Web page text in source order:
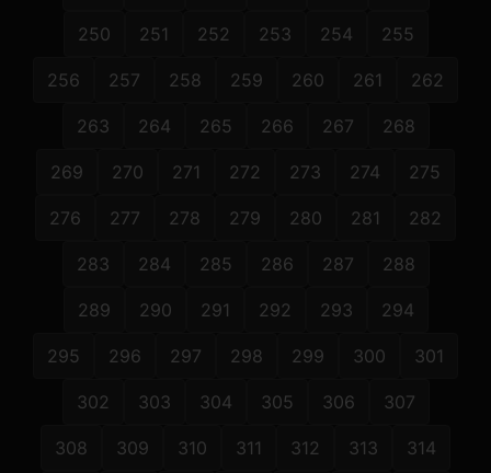
250 251 252 253 254 255
256 257 258 259 260 261 262
263 264 265 266 267 268
269 270 271 272 273 274 275
276 277 278 279 280 281 282
283 284 285 286 287 288
289 290 291 292 293 294
295 296 297 298 299 300 301
302 303 304 305 306 307
308 309 310 311 312 313 314